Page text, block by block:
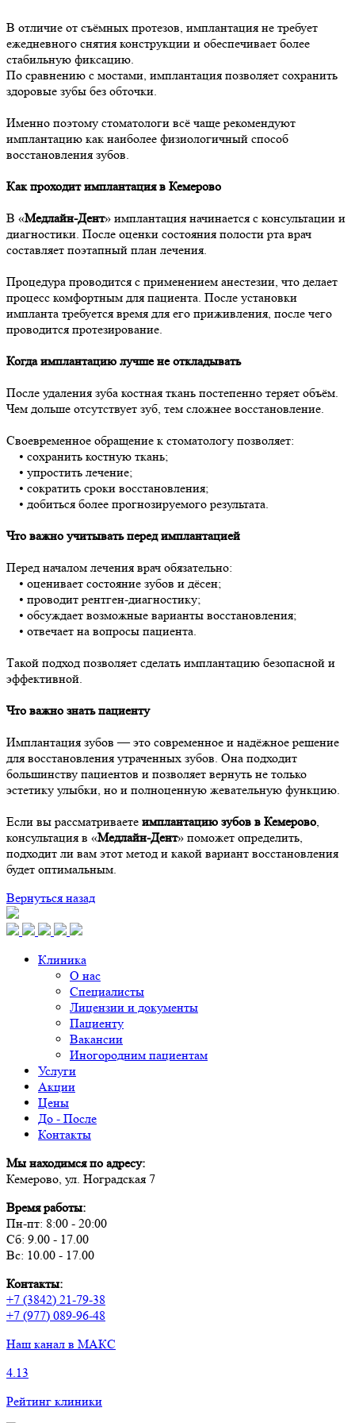
В отличие от съёмных протезов, имплантация не требует
ежедневного снятия конструкции и обеспечивает более
стабильную фиксацию.
По сравнению с мостами, имплантация позволяет сохранить
здоровые зубы без обточки.
Именно поэтому стоматологи всё чаще рекомендуют
имплантацию как наиболее физиологичный способ
восстановления зубов.
Как проходит имплантация в Кемерово
В «Медлайн-Дент» имплантация начинается с консультации и
диагностики. После оценки состояния полости рта врач
составляет поэтапный план лечения.
Процедура проводится с применением анестезии, что делает
процесс комфортным для пациента. После установки
импланта требуется время для его приживления, после чего
проводится протезирование.
Когда имплантацию лучше не откладывать
После удаления зуба костная ткань постепенно теряет объём.
Чем дольше отсутствует зуб, тем сложнее восстановление.
Своевременное обращение к стоматологу позволяет:
• сохранить костную ткань;
• упростить лечение;
• сократить сроки восстановления;
• добиться более прогнозируемого результата.
Что важно учитывать перед имплантацией
Перед началом лечения врач обязательно:
• оценивает состояние зубов и дёсен;
• проводит рентген-диагностику;
• обсуждает возможные варианты восстановления;
• отвечает на вопросы пациента.
Такой подход позволяет сделать имплантацию безопасной и
эффективной.
Что важно знать пациенту
Имплантация зубов — это современное и надёжное решение
для восстановления утраченных зубов. Она подходит
большинству пациентов и позволяет вернуть не только
эстетику улыбки, но и полноценную жевательную функцию.
Если вы рассматриваете имплантацию зубов в Кемерово,
консультация в «Медлайн-Дент» поможет определить,
подходит ли вам этот метод и какой вариант восстановления
будет оптимальным.
Вернуться назад
Клиника
О нас
Специалисты
Лицензии и документы
Пациенту
Вакансии
Иногородним пациентам
Услуги
Акции
Цены
До - После
Контакты
Мы находимся по адресу:
Кемерово, ул. Ноградская 7
Время работы:
Пн-пт: 8:00 - 20:00
Сб: 9.00 - 17.00
Вс: 10.00 - 17.00
Контакты:
+7 (3842) 21-79-38
+7 (977) 089-96-48
Наш канал в МАКС
4.13
Рейтинг клиники